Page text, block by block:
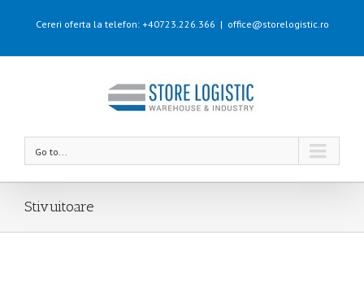
Cereri oferta la telefon: +40723.226.366 | office@storelogistic.ro
Go to...
Stivuitoare